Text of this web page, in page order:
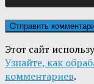
Этот сайт
Узнайте, как
комментариев.